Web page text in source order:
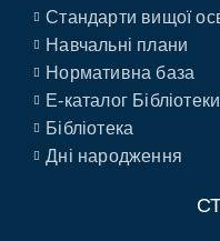
Стандарти вищої
Навчальні плани
Нормативна база
E-каталог Бібліотеки
Бібліотека
Дні народження